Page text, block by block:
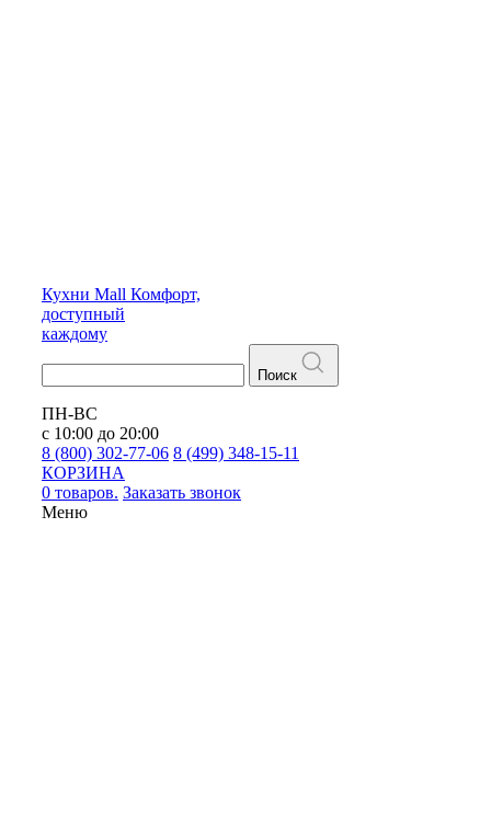
Кухни Mall Комфорт,
доступный
каждому
Поиск
ПН-ВС
с 10:00 до 20:00
8 (800) 302-77-06 8 (499) 348-15-11
КОРЗИНА
0 товаров. Заказать звонок
Меню